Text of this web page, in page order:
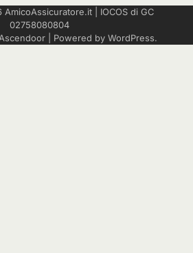
AmicoAssicuratore.it| IOCOSdi GC
02758080804
Ascendoor | Powered by WordPress.